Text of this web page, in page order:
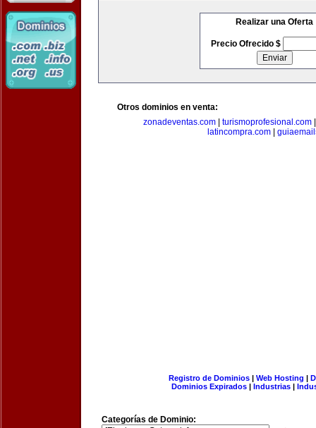
Realizar una Oferta
Precio Ofrecido $
Otros dominios en venta:
zonadeventas.com| turismoprofesional.com
latincompra.com|
Registro de Dominios| Web Hosting |
Dominios Expirados | Industrias |
Categorías de Dominio: